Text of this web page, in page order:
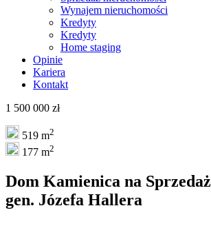
Wynajem nieruchomości
Kredyty
Kredyty
Home staging
Opinie
Kariera
Kontakt
1 500 000 zł
519 m2
177 m2
Dom Kamienica na Sprzedaż
gen. Józefa Hallera